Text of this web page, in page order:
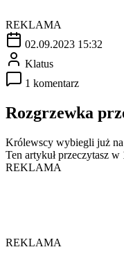
REKLAMA
02.09.2023 15:32
Klatus
1 komentarz
Rozgrzewka
Królewscy wybiegli już na
Ten artykuł przeczytasz w
REKLAMA
REKLAMA